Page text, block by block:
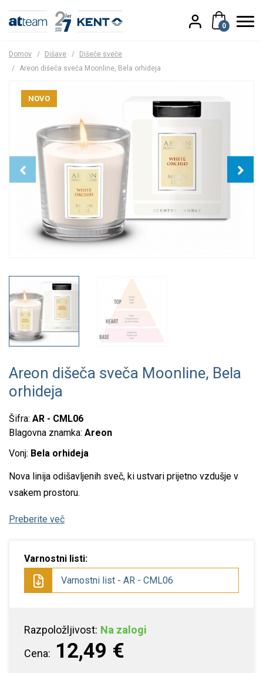
0
Domov / Dišave /
Dišeče sveče
/
Areon dišeča sveča Moonline, Bela orhideja
NOVO
Areon dišeča sveča Moonline, Bela
orhideja
Šifra: AR - CML06
Blagovna znamka: Areon
Vonj: Bela orhideja
Nova linija odišavljenih sveč, ki ustvari prijetno vzdušje v
vsakem prostoru.
Preberite več
Varnostni listi:
Varnostni list - AR - CML06
Razpoložljivost: Na zalogi
Cena: 12,49 €